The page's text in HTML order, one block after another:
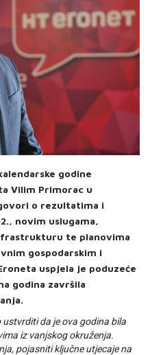
godine
Vilim Primorac u
o rezultatima i
novim uslugama,
te planovima
gospodarskim i
uspjela je poduzeće
godina završila
da je ova godina bila
iz vanjskog okruženja.
pojasniti ključne utjecaje na